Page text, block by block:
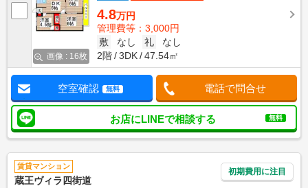
画像 : 16枚
4.8万円
管理費等：3,000円
敷
なし 礼
なし
2階
3DK 47.54㎡
空室確認 無料 電話で問合せ
お店にLINEで相談する 無料
賃貸マンション
蔵王ヴィラ四街道
初期費用に注目